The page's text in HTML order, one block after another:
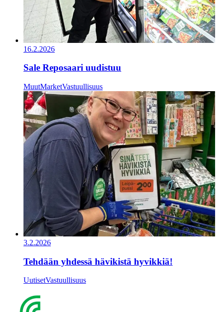
16.2.2026
Sale Reposaari uudistuu
MuutMarketVastuullisuus
3.2.2026
Tehdään yhdessä hävikistä hyvikkiä!
UutisetVastuullisuus